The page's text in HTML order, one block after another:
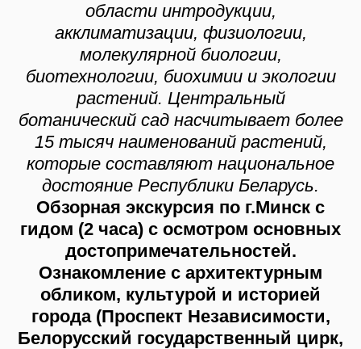
области интродукции,
акклиматизации, физиологии,
молекулярной биологии,
биотехнологии, биохимии и экологии
растений. Центральный
ботанический сад насчитывает более
15 тысяч наименований растений,
которые составляют национальное
достояние Республики Беларусь.
Обзорная экскурсия по г.Минск с
гидом (2 часа) с осмотром основных
достопримечательностей.
Ознакомление с архитектурным
обликом, культурой и историей
города (Проспект Независимости,
Белорусский государственный цирк,